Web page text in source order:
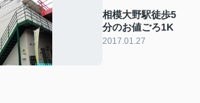
相模大野駅徒歩5
分のお値ごろ1K
2017.01.27